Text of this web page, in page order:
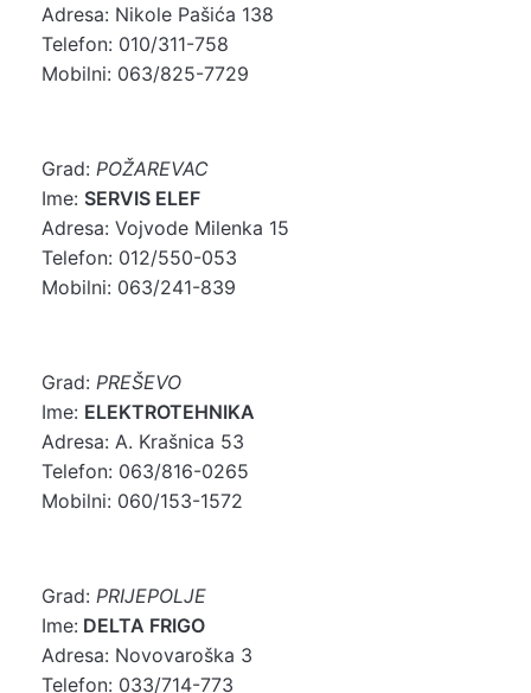
Adresa: Nikole Pašića 138
Telefon: 010/311-758
Mobilni: 063/825-7729
Grad: POŽAREVAC
Ime: SERVIS ELEF
Adresa: Vojvode Milenka 15
Telefon: 012/550-053
Mobilni: 063/241-839
Grad: PREŠEVO
Ime: ELEKTROTEHNIKA
Adresa: A. Krašnica 53
Telefon: 063/816-0265
Mobilni: 060/153-1572
Grad: PRIJEPOLJE
Ime: DELTA FRIGO
Adresa: Novovaroška 3
Telefon: 033/714-773